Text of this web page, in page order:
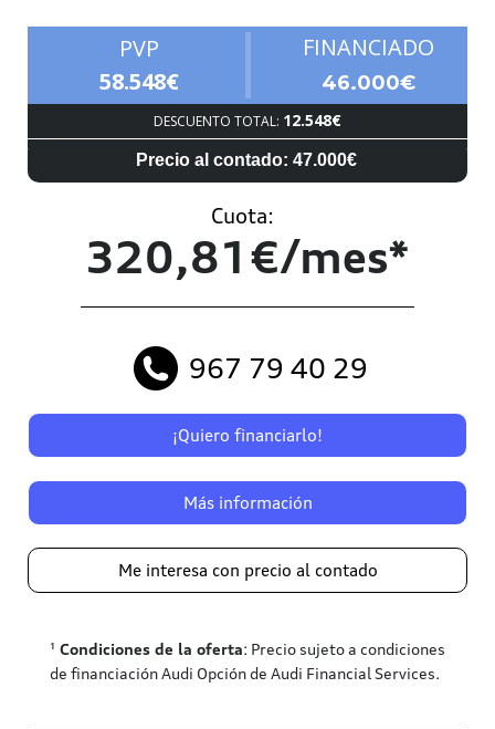
PVP
58.548€
FINANCIADO
46.000€
DESCUENTO TOTAL: 12.548€
Precio al contado: 47.000€
Cuota:
320,81€/mes*
967 79 40 29
¡Quiero financiarlo!
Más información
Me interesa con precio al contado
¹ Condiciones de la oferta: Precio sujeto a condiciones
de financiación Audi Opción de Audi Financial Services.